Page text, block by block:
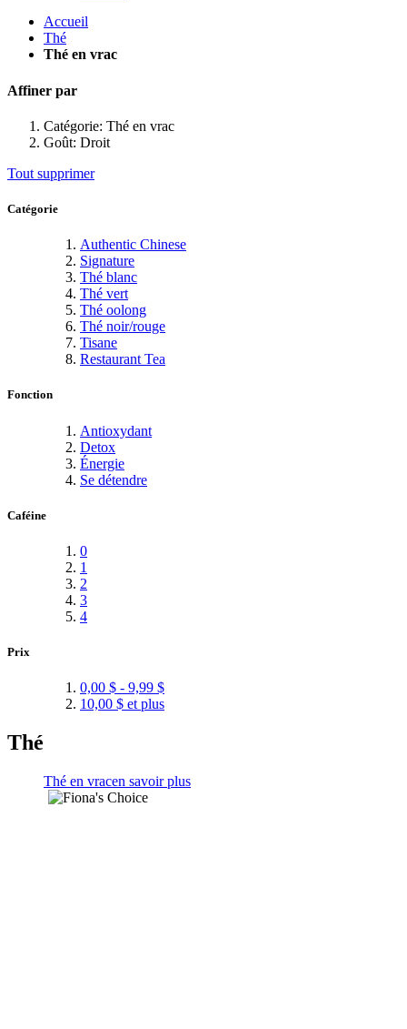
Accueil
Thé
Thé en vrac
Affiner par
Catégorie: Thé en vrac
Goût: Droit
Tout supprimer
Catégorie
Authentic Chinese
Signature
Thé blanc
Thé vert
Thé oolong
Thé noir/rouge
Tisane
Restaurant Tea
Fonction
Antioxydant
Detox
Énergie
Se détendre
Caféine
0
1
2
3
4
Prix
0,00 $ - 9,99 $
10,00 $ et plus
Thé
Thé en vracen savoir plus